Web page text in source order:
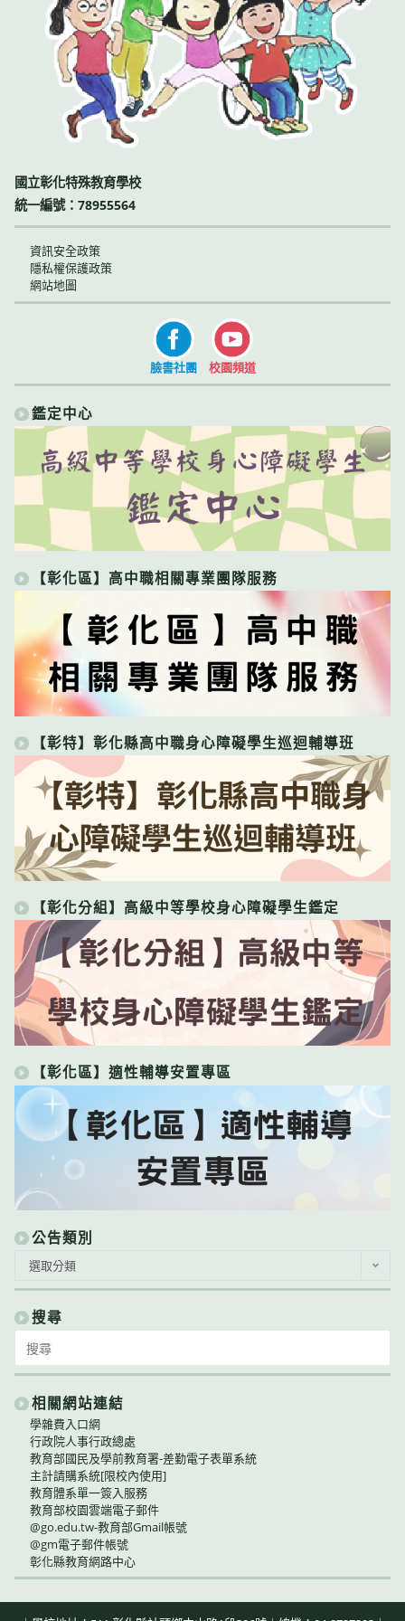
國立彰化特殊教育學校
統一編號：78955564
資訊安全政策
隱私權保護政策
網站地圖
臉書社團 校園頻道
鑑定中心
【彰化區】高中職相關專業團隊服務
【彰特】彰化縣高中職身心障礙學生巡迴輔導班
【彰化分組】高級中等學校身心障礙學生鑑定
【彰化區】適性輔導安置專區
公告類別
類
別
選取分類
搜尋
for:
相關網站連結
學雜費入口網
行政院人事行政總處
教育部國民及學前教育署-差勤電子表單系統
主計請購系統[限校內使用]
教育體系單一簽入服務
教育部校園雲端電子郵件
@go.edu.tw-教育部Gmail帳號
@gm電子郵件帳號
彰化縣教育網路中心